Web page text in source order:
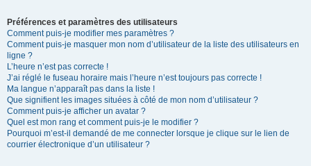
Préférences et paramètres des utilisateurs
Comment puis-je modifier mes paramètres ?
Comment puis-je masquer mon nom d’utilisateur de la liste des utilisateurs en
ligne ?
L’heure n’est pas correcte !
J’ai réglé le fuseau horaire mais l’heure n’est toujours pas correcte !
Ma langue n’apparaît pas dans la liste !
Que signifient les images situées à côté de mon nom d’utilisateur ?
Comment puis-je afficher un avatar ?
Quel est mon rang et comment puis-je le modifier ?
Pourquoi m’est-il demandé de me connecter lorsque je clique sur le lien de
courrier électronique d’un utilisateur ?